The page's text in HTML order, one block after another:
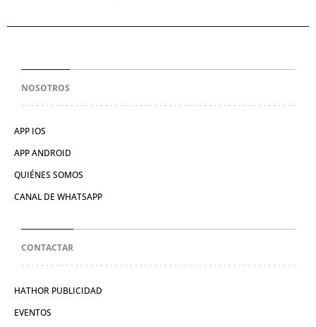
NOSOTROS
APP IOS
APP ANDROID
QUIÉNES SOMOS
CANAL DE WHATSAPP
CONTACTAR
HATHOR PUBLICIDAD
EVENTOS